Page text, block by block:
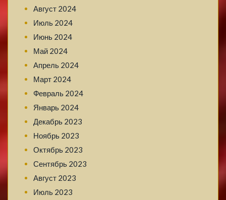
Август 2024
Июль 2024
Июнь 2024
Май 2024
Апрель 2024
Март 2024
Февраль 2024
Январь 2024
Декабрь 2023
Ноябрь 2023
Октябрь 2023
Сентябрь 2023
Август 2023
Июль 2023